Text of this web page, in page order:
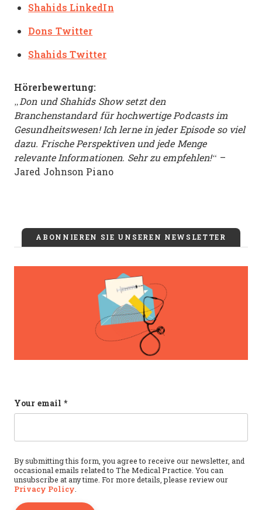
Shahids LinkedIn
Dons Twitter
Shahids Twitter
Hörerbewertung:
„Don und Shahids Show setzt den
Branchenstandard für hochwertige Podcasts im
Gesundheitswesen! Ich lerne in jeder Episode so viel
dazu. Frische Perspektiven und jede Menge
relevante Informationen. Sehr zu empfehlen!“ –
Jared Johnson Piano
ABONNIEREN SIE UNSEREN NEWSLETTER
Instagram
Your email *
By submitting this form, you agree to receive our newsletter, and
occasional emails related to The Medical Practice. You can
unsubscribe at any time. For more details, please review our
Privacy Policy.